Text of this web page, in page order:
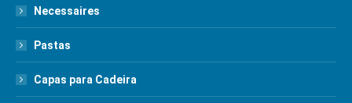
Necessaires
Pastas
Capas para Cadeira